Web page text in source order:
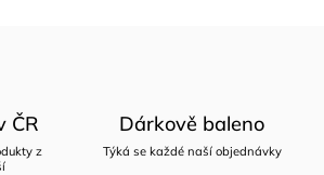
ČR
z
Dárkově baleno
Týká se každé naší objednávky